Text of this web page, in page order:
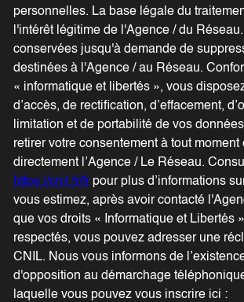
personnelles. La base légale du
l'intérêt légitime de l'Agence / du
conservées jusqu'à demande de
destinées à l'Agence / au Réseau.
« informatique et libertés », vous
d’accès, de rectification, d’effacement,
limitation et de portabilité de vos
retirer votre consentement à tout moment
directement l’Agence / Le Réseau.
https://cnil.fr/frpour plus d’informations
vous estimez, après avoir contacté
que vos droits « Informatique et Libertés
respectés, vous pouvez adresser une
CNIL. Nous vous informons de
d'opposition au démarchage
laquelle vous pouvez vous inscrire ici :